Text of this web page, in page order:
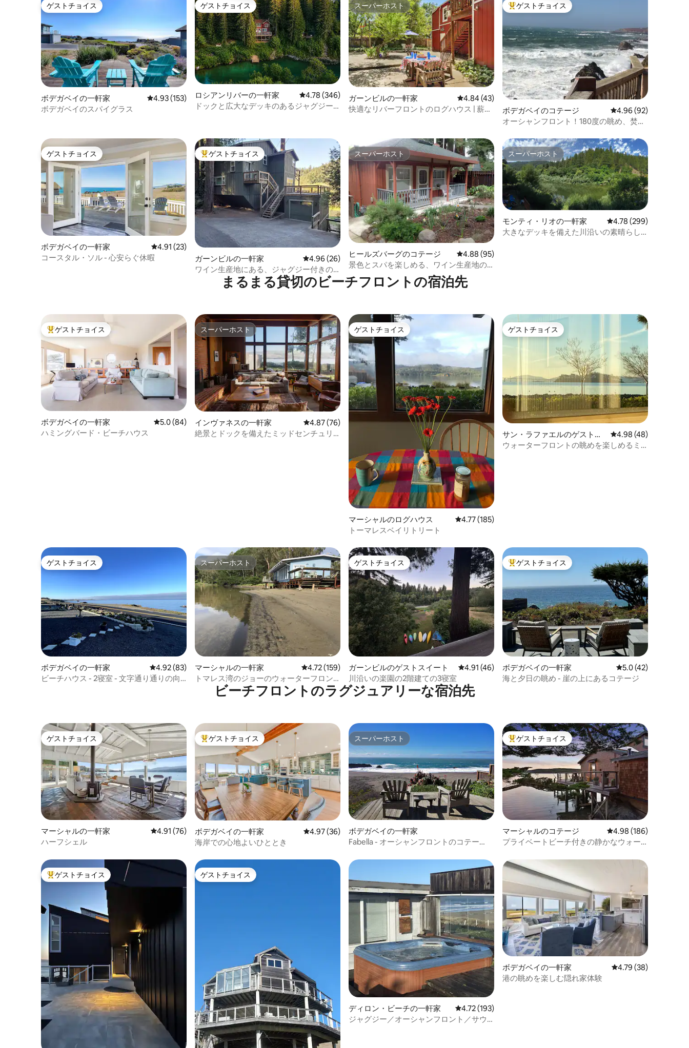
ゲストチョイス
ゲストチョイス
ボデガベイの一軒家 レビュー153件、5つ星中4.93つ星の平均評価
4.93 (153)
ボデガベイのスパイグラス
ゲストチョイス
ゲストチョイス
ロシアンリバーの一軒家 レビュー346件、5つ星中4.78つ星の平均評価
4.78 (346)
ドックと広大なデッキのあるジャグジー
スーパーホスト
スーパーホスト
ガーンビルの一軒家 レビュー43件、5つ星中4.84つ星の平均評価
4.84 (43)
快適なリバーフロントのログハウス | 薪ス
大好評のゲストチョイスです。
ゲストチョイス
ボデガベイのコテージ レビュー92件、5つ星
4.96 (92)
オーシャンフロント！180度の眺め、焚き
ゲストチョイス
ゲストチョイス
ボデガベイの一軒家 レビュー23件、5つ星中4.91つ星の平均評価
4.91 (23)
コースタル・ソル - 心安らぐ休暇
大好評のゲストチョイスです。
ゲストチョイス
ガーンビルの一軒家 レビュー26件、5つ星中4.96つ星の平均評価
4.96 (26)
ワイン生産地にある、ジャグジー付きの
高級なリバーフロント
スーパーホスト
スーパーホスト
ヒールズバーグのコテージ レビュー95件、5つ星中4.88つ星の平均評価
4.88 (95)
景色とスパを楽しめる、ワイン生産地の
川沿いのコテージ
スーパーホスト
スーパーホスト
モンティ・リオの一軒家 レビュー299件、5つ
4.78 (299)
大きなデッキを備えた川沿いの素晴らし
まるまる貸切のビーチフロントの宿泊先
大好評のゲストチョイスです。
ゲストチョイス
ボデガベイの一軒家 レビュー84件、5つ星中5.0つ星の平均評価
5.0 (84)
ハミングバード・ビーチハウス
スーパーホスト
スーパーホスト
インヴァネスの一軒家 レビュー76件、5つ星中4.87つ星の平均評価
4.87 (76)
絶景とドックを備えたミッドセンチュリ
ゲストチョイス
ゲストチョイス
マーシャルのログハウス レビュー185件、5つ星中4.77つ星の平均評価
4.77 (185)
トーマレスベイリトリート
ゲストチョイス
ゲストチョイス
サン・ラファエルのゲストス
イート
レビュー48件、5つ星
4.98 (48)
ウォーターフロントの眺めを楽しめるミ
ゲストチョイス
ゲストチョイス
ボデガベイの一軒家 レビュー83件、5つ星中4.92つ星の平均評価
4.92 (83)
ビーチハウス - 2寝室 - 文字通り通りの向
スーパーホスト
スーパーホスト
マーシャルの一軒家 レビュー159件、5つ星中4.72つ星の平均評価
4.72 (159)
トマレス湾のジョーのウォーターフロン
トスタジオ
ゲストチョイス
ゲストチョイス
ガーンビルのゲストスイート レビュー46件、5つ星中4.91つ星の平均評価
4.91 (46)
川沿いの楽園の2階建ての3寝室
大好評のゲストチョイスです。
ゲストチョイス
ボデガベイの一軒家 レビュー42件、5つ
5.0 (42)
海と夕日の眺め - 崖の上にあるコテージ
ビーチフロントのラグジュアリーな宿泊先
ゲストチョイス
ゲストチョイス
マーシャルの一軒家 レビュー76件、5つ星中4.91つ星の平均評価
4.91 (76)
ハーフシェル
大好評のゲストチョイスです。
ゲストチョイス
ボデガベイの一軒家 レビュー36件、5つ星中4.97つ星の平均評価
4.97 (36)
海岸での心地よいひととき
スーパーホスト
スーパーホスト
ボデガベイの一軒家
Fabella - オーシャンフロントのコテー
大好評のゲストチョイスです。
ゲストチョイス
マーシャルのコテージ レビュー186件、5つ
4.98 (186)
プライベートビーチ付きの静かなウォー
大好評のゲストチョイスです。
ゲストチョイス ゲストチョイス
ゲストチョイス
ディロン・ビーチの一軒家 レビュー193件、5つ星中4.72つ星の平均評価
4.72 (193)
ジャグジー／オーシャンフロント／サウ
ボデガベイの一軒家 レビュー38件、5つ
4.79 (38)
港の眺めを楽しむ隠れ家体験